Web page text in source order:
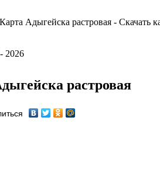
Карта Адыгейска растровая - Скачать
2026
растровая